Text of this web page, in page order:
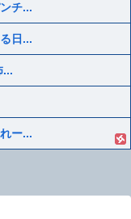
チ...
日...
...
ー...